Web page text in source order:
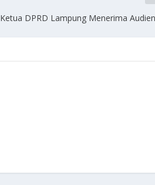
Ketua DPRD Lampung Menerima